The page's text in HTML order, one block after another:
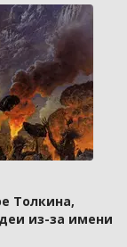
Толкина,
из-за имени